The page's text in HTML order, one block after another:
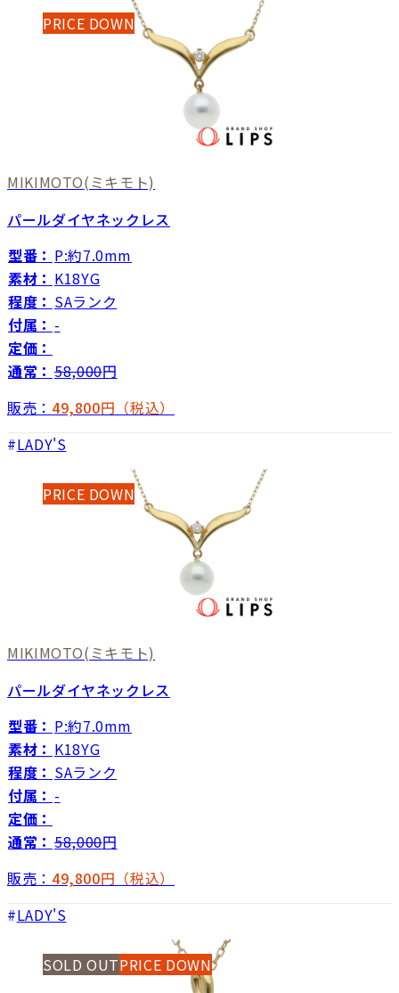
PRICE DOWN
MIKIMOTO(ミキモト)
パールダイヤネックレス
型番： P:約7.0mm
素材： K18YG
程度： SAランク
付属： -
定価：
通常： 58,000円
販売： 49,800円（税込）
LADY'S
PRICE DOWN
MIKIMOTO(ミキモト)
パールダイヤネックレス
型番： P:約7.0mm
素材： K18YG
程度： SAランク
付属： -
定価：
通常： 58,000円
販売： 49,800円（税込）
LADY'S
SOLD OUTPRICE DOWN